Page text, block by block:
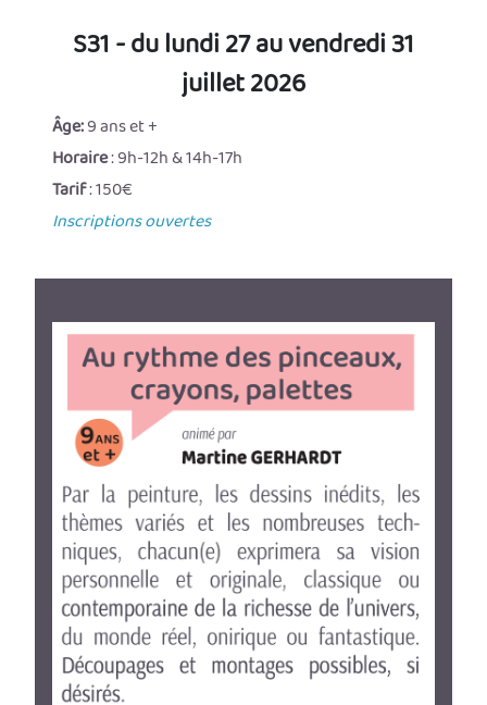
S31 - du lundi 27 au vendredi 31
juillet 2026
Âge:9 ans et +
Horaire: 9h-12h & 14h-17h
Tarif: 150€
Inscriptions ouvertes